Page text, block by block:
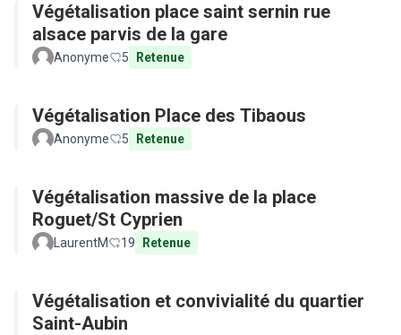
Végétalisation place saint sernin rue
alsace parvis de la gare
Anonyme 5 Retenue
Végétalisation Place des Tibaous
Anonyme 5 Retenue
Végétalisation massive de la place
Roguet/St Cyprien
LaurentM 19 Retenue
Végétalisation et convivialité du quartier
Saint-Aubin